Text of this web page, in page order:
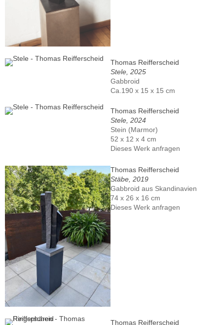
Thomas Reifferscheid
Stele, 2025
Gabbroid
Ca.190 x 15 x 15 cm
Thomas Reifferscheid
Stele, 2024
Stein (Marmor)
52 x 12 x 4 cm
Dieses Werk anfragen
Thomas Reifferscheid
Stäbe, 2019
Gabbroid aus Skandinavien
74 x 26 x 16 cm
Dieses Werk anfragen
Thomas Reifferscheid